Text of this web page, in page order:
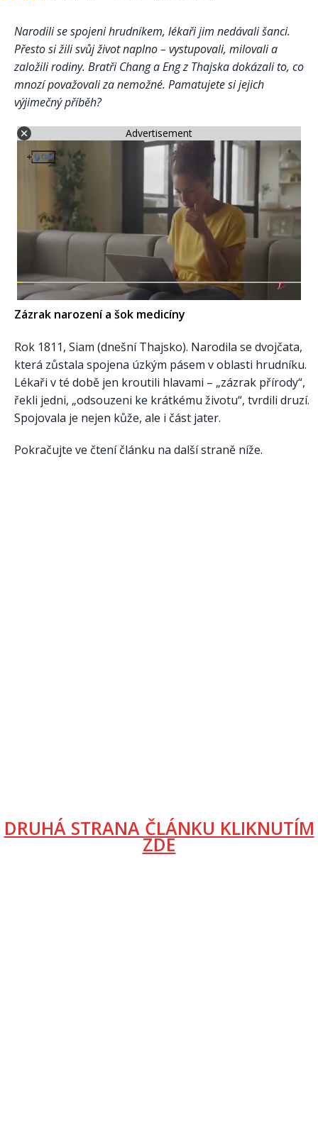
Narodili se spojeni hrudníkem, lékaři jim nedávali šanci.
Přesto si žili svůj život naplno – vystupovali, milovali a
založili rodiny. Bratři Chang a Eng z Thajska dokázali to, co
mnozí považovali za nemožné. Pamatujete si jejich
výjimečný příběh?
Advertisement
Zázrak narození a šok medicíny
Rok 1811, Siam (dnešní Thajsko). Narodila se dvojčata,
která zůstala spojena úzkým pásem v oblasti hrudníku.
Lékaři v té době jen kroutili hlavami – „zázrak přírody“,
řekli jedni, „odsouzeni ke krátkému životu“, tvrdili druzí.
Spojovala je nejen kůže, ale i část jater.
Pokračujte ve čtení článku na další straně níže.
DRUHÁ STRANA ČLÁNKU KLIKNUTÍM
ZDE